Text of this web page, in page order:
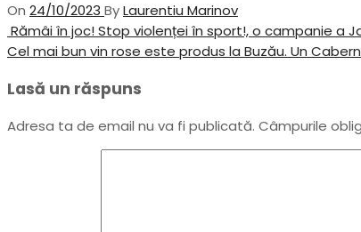
On 24/10/2023 ByLaurentiu Marinov
Navigare
în
articole
Previous
Post
Rămâi în joc! Stop violenței în sport!, o campanie a
Next
Cel mai bun vin rose este produs la Buzău. Un
Lasă un răspuns
Adresa ta de email nu va fi publicată. Câmpurile